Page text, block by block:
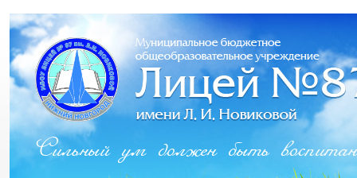
Сильный ум должен быть